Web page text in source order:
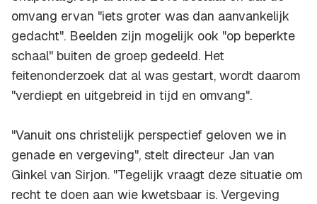
omvang ervan "iets groter was dan aanvankelijk
gedacht". Beelden zijn mogelijk ook "op beperkte
schaal" buiten de groep gedeeld. Het
feitenonderzoek dat al was gestart, wordt daarom
"verdiept en uitgebreid in tijd en omvang".
"Vanuit ons christelijk perspectief geloven we in
genade en vergeving", stelt directeur Jan van
Ginkel van Sirjon. "Tegelijk vraagt deze situatie om
recht te doen aan wie kwetsbaar is. Vergeving